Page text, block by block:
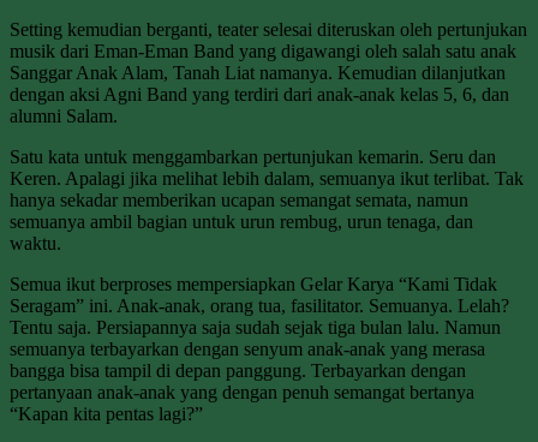
Setting kemudian berganti, teater selesai diteruskan oleh pertunjukan
musik dari Eman-Eman Band yang digawangi oleh salah satu anak
Sanggar Anak Alam, Tanah Liat namanya. Kemudian dilanjutkan
dengan aksi Agni Band yang terdiri dari anak-anak kelas 5, 6, dan
alumni Salam.
Satu kata untuk menggambarkan pertunjukan kemarin. Seru dan
Keren. Apalagi jika melihat lebih dalam, semuanya ikut terlibat. Tak
hanya sekadar memberikan ucapan semangat semata, namun
semuanya ambil bagian untuk urun rembug, urun tenaga, dan
waktu.
Semua ikut berproses mempersiapkan Gelar Karya “Kami Tidak
Seragam” ini. Anak-anak, orang tua, fasilitator. Semuanya. Lelah?
Tentu saja. Persiapannya saja sudah sejak tiga bulan lalu. Namun
semuanya terbayarkan dengan senyum anak-anak yang merasa
bangga bisa tampil di depan panggung. Terbayarkan dengan
pertanyaan anak-anak yang dengan penuh semangat bertanya
“Kapan kita pentas lagi?”